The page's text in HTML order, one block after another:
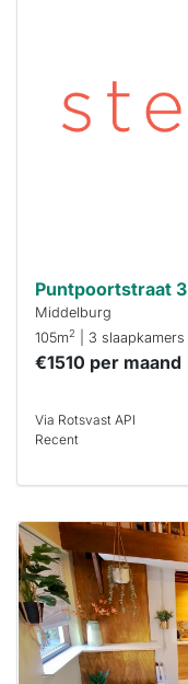
binnen 15
minuten
reageren.
Stekkies helpt
Puntpoortstraat 3
Middelburg
105m2 | 3 slaapkamers
€1510 per maand
Via Rotsvast API
Recent
Deze woning
is
waarschijnlijk
al verhuurd
Om kans te
maken moet je
binnen 15
minuten
reageren.